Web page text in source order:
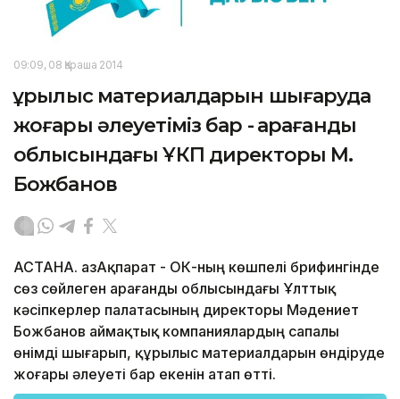
09:09, 08 Қараша 2014
Құрылыс материалдарын шығаруда
жоғары әлеуетіміз бар - Қарағанды
облысындағы ҰКП директоры М.
Божбанов
АСТАНА. ҚазАқпарат - ОКҚ-ның көшпелі брифингінде
сөз сөйлеген Қарағанды облысындағы Ұлттық
кәсіпкерлер палатасының директоры Мәдениет
Божбанов аймақтық компаниялардың сапалы
өнімді шығарып, құрылыс материалдарын өндіруде
жоғары әлеуеті бар екенін атап өтті.